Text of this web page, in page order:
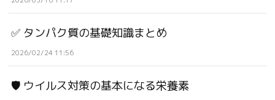
✅ タンパク質の基礎知識まとめ
2026/02/24 11:56
🛡 ウイルス対策の基本になる栄養素